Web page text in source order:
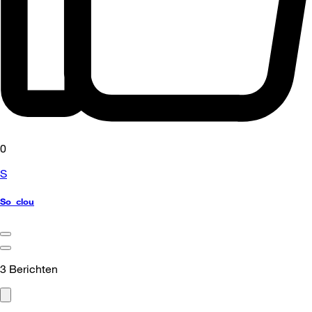
0
S
So_clou
3 Berichten